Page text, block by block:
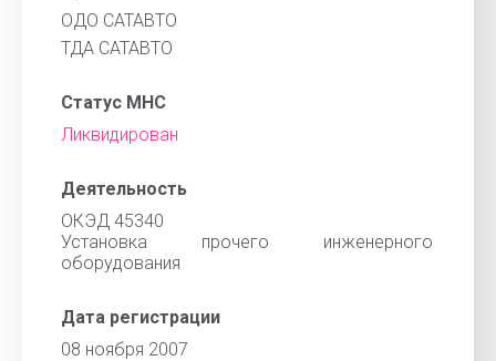
ОДО САТАВТО
ТДА САТАВТО
Статус МНС
Ликвидирован
Деятельность
ОКЭД 45340
Установка прочего инженерного
оборудования
Дата регистрации
08 ноября 2007